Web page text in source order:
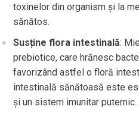
toxinelor din organism și la
sănătos.
Susține flora intestinală:
prebiotice, care hrănesc
favorizând astfel o floră
intestinală sănătoasă este
și un sistem imunitar puternic.